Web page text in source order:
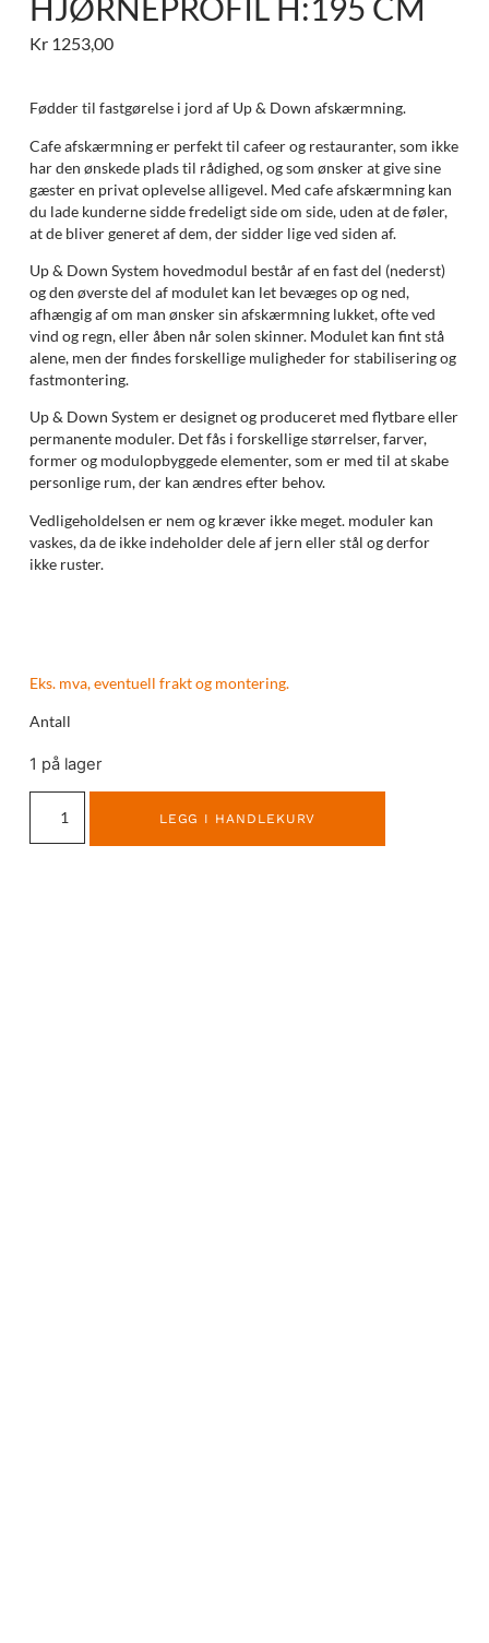
Kr1253,00
Fødder til fastgørelse i jord af Up & Down afskærmning.
Cafe afskærmning er perfekt til cafeer og restauranter, som ikke
har den ønskede plads til rådighed, og som ønsker at give sine
gæster en privat oplevelse alligevel. Med cafe afskærmning kan
du lade kunderne sidde fredeligt side om side, uden at de føler,
at de bliver generet af dem, der sidder lige ved siden af.
Up & Down System hovedmodul består af en fast del (nederst)
og den øverste del af modulet kan let bevæges op og ned,
afhængig af om man ønsker sin afskærmning lukket, ofte ved
vind og regn, eller åben når solen skinner. Modulet kan fint stå
alene, men der findes forskellige muligheder for stabilisering og
fastmontering.
Up & Down System er designet og produceret med flytbare eller
permanente moduler. Det fås i forskellige størrelser, farver,
former og modulopbyggede elementer, som er med til at skabe
personlige rum, der kan ændres efter behov.
Vedligeholdelsen er nem og kræver ikke meget. moduler kan
vaskes, da de ikke indeholder dele af jern eller stål og derfor
ikke ruster.
Eks. mva, eventuell frakt og montering.
Antall
1 på lager
LEGG I HANDLEKURV